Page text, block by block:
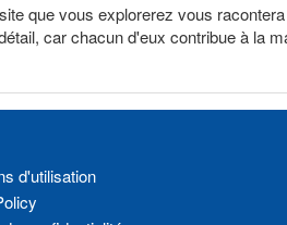
que vous explorerez vous racontera
car chacun d'eux contribue à la
d'utilisation